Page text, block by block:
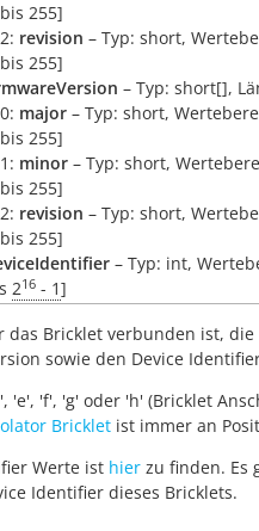
bis 255]
2: revision – Typ: short,
bis 255]
– Typ: short[],
0: major – Typ: short,
bis 255]
1: minor – Typ: short,
bis 255]
2: revision – Typ: short,
bis 255]
– Typ: int,
216 - 1]
das Bricklet verbunden ist, die
sowie den Device
'e', 'f', 'g' oder 'h' (Bricklet
Bricklet ist immer an
Werte ist hier zu finden. Es
Identifier dieses Bricklets.